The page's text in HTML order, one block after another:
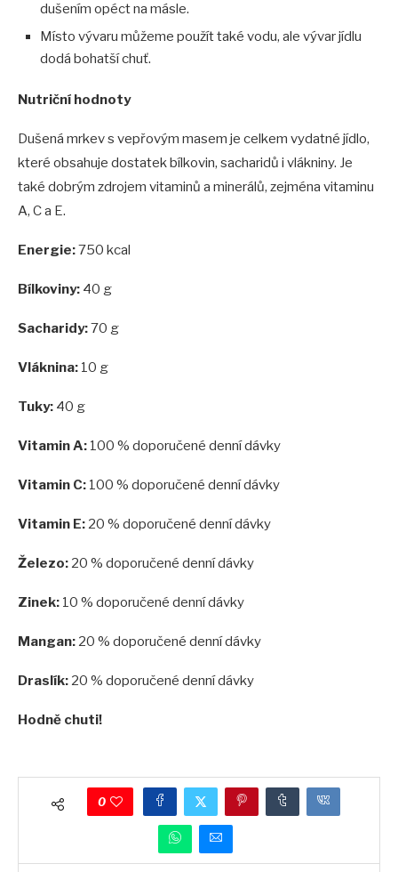
dušením opéct na másle.
Místo vývaru můžeme použít také vodu, ale vývar jídlu
dodá bohatší chuť.
Nutriční hodnoty
Dušená mrkev s vepřovým masem je celkem vydatné jídlo,
které obsahuje dostatek bílkovin, sacharidů i vlákniny. Je
také dobrým zdrojem vitaminů a minerálů, zejména vitaminu
A, C a E.
Energie:750 kcal
Bílkoviny: 40 g
Sacharidy:70 g
Vláknina: 10 g
Tuky: 40 g
Vitamin A: 100 % doporučené denní dávky
Vitamin C: 100 % doporučené denní dávky
Vitamin E: 20 % doporučené denní dávky
Železo: 20 % doporučené denní dávky
Zinek: 10 % doporučené denní dávky
Mangan: 20 % doporučené denní dávky
Draslík: 20 % doporučené denní dávky
Hodně chuti!
0